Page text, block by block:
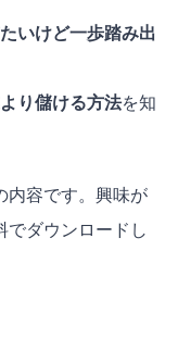
いけど一歩踏み出
り儲ける方法を知
内容です。興味が
でダウンロードし